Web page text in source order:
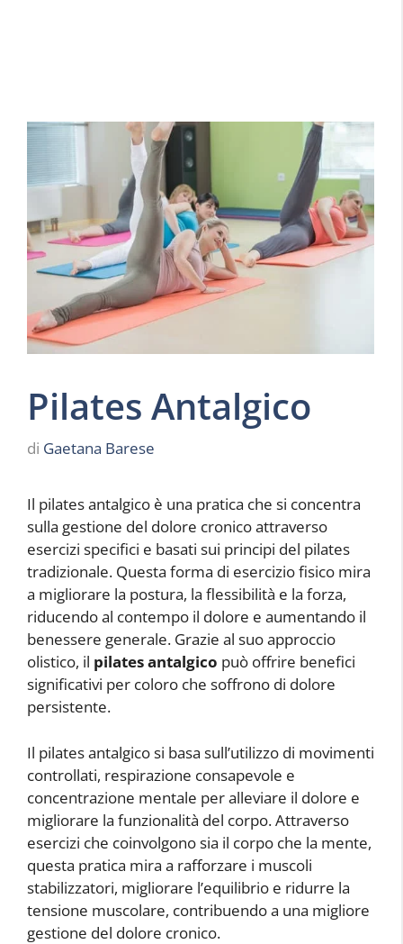
Pilates Antalgico
di Gaetana Barese
Il pilates antalgico è una pratica che si concentra
sulla gestione del dolore cronico attraverso
esercizi specifici e basati sui principi del pilates
tradizionale. Questa forma di esercizio fisico mira
a migliorare la postura, la flessibilità e la forza,
riducendo al contempo il dolore e aumentando il
benessere generale. Grazie al suo approccio
olistico, il pilates antalgico può offrire benefici
significativi per coloro che soffrono di dolore
persistente.
Il pilates antalgico si basa sull’utilizzo di movimenti
controllati, respirazione consapevole e
concentrazione mentale per alleviare il dolore e
migliorare la funzionalità del corpo. Attraverso
esercizi che coinvolgono sia il corpo che la mente,
questa pratica mira a rafforzare i muscoli
stabilizzatori, migliorare l’equilibrio e ridurre la
tensione muscolare, contribuendo a una migliore
gestione del dolore cronico.